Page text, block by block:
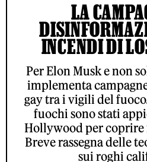
LA
INCENDI DI
Per Elon Musk e non
implementa
gay tra i vigili del
fuochi sono stati
Hollywood per
Breve rassegna delle
sui roghi